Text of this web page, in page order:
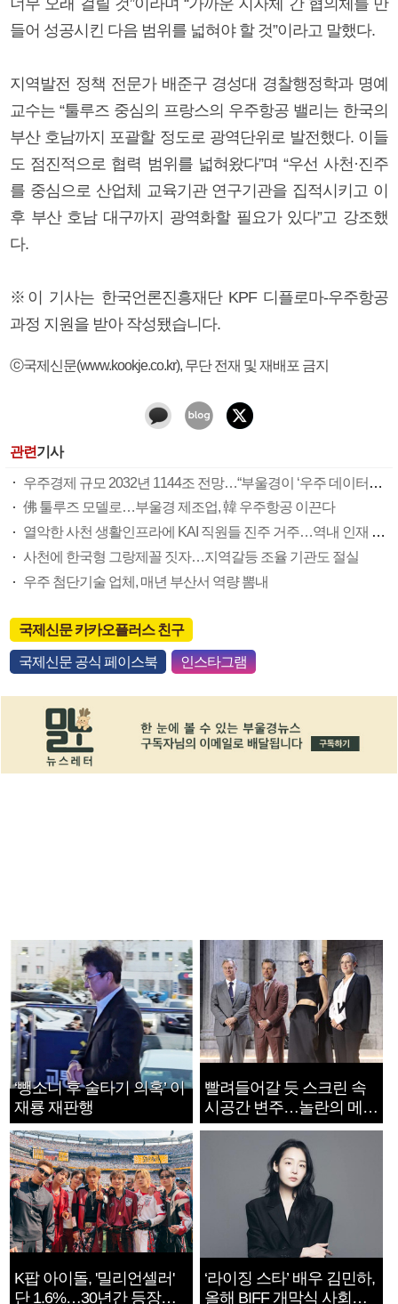
들어 성공시킨 다음 범위를 넓혀야 할 것”이라고 말했다.
지역발전 정책 전문가 배준구 경성대 경찰행정학과 명예
교수는 “툴루즈 중심의 프랑스의 우주항공 밸리는 한국의
부산 호남까지 포괄할 정도로 광역단위로 발전했다. 이들
도 점진적으로 협력 범위를 넓혀왔다”며 “우선 사천·진주
를 중심으로 산업체 교육기관 연구기관을 집적시키고 이
후 부산 호남 대구까지 광역화할 필요가 있다”고 강조했
다.
※이 기사는 한국언론진흥재단 KPF 디플로마-우주항공
과정 지원을 받아 작성됐습니다.
ⓒ국제신문(www.kookje.co.kr), 무단 전재 및 재배포 금지
관련기사
우주경제 규모 2032년 1144조 전망…“부울경이 ‘우주 데이터센터’ 선점해야”
佛 툴루즈 모델로…부울경 제조업, 韓 우주항공 이끈다
열악한 사천 생활인프라에 KAI 직원들 진주 거주…역내 인재 유인 대책도 고민해야
사천에 한국형 그랑제꼴 짓자…지역갈등 조율 기관도 절실
우주 첨단기술 업체, 매년 부산서 역량 뽐내
국제신문 카카오플러스 친구
국제신문 공식 페이스북 인스타그램
‘뺑소니 후 술타기 의혹’ 이
재룡 재판행
빨려들어갈 듯 스크린 속
시공간 변주…놀란의 메시
지는 ‘전쟁 속죄’
K팝 아이돌, '밀리언셀러'
단 1.6%…30년간 등장
‘라이징 스타’ 배우 김민하,
올해 BIFF 개막식 사회자